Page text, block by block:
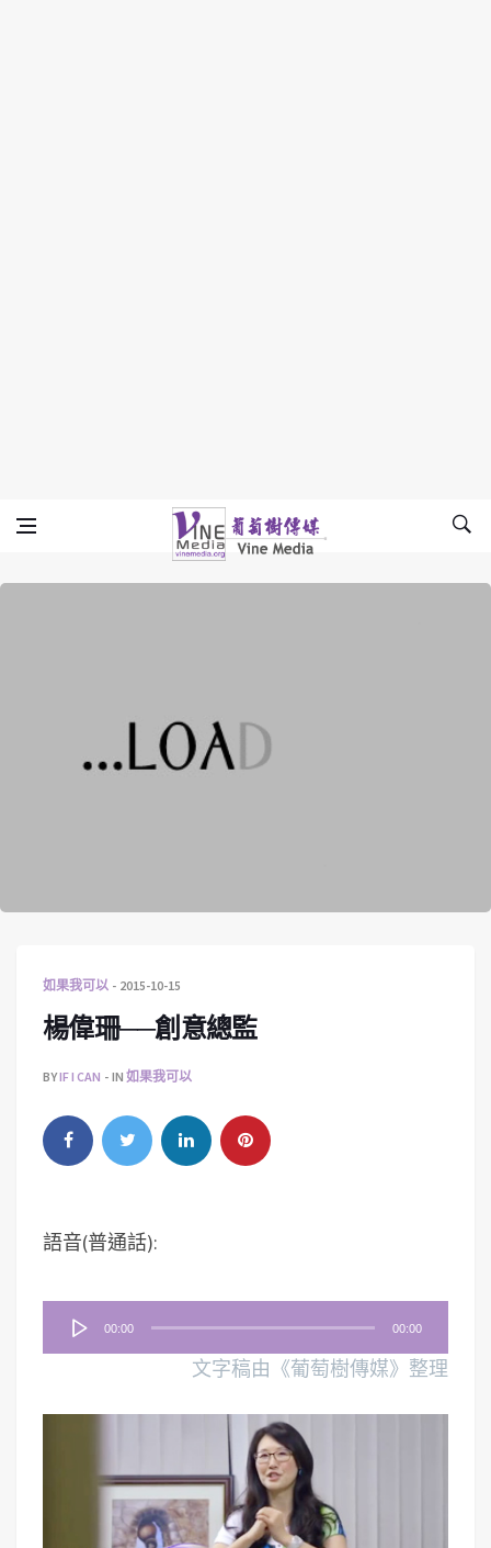
Vine Media
葡萄樹傳媒
如果我可以 2015-10-15
楊偉珊──創意總監
BYIF I CAN IN 如果我可以
語音(普通話):
00:00 00:00
文字稿由《葡萄樹傳媒》整理